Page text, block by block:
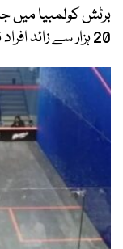
برٹش کولمبیا میں
20 ہزار سے زائد افراد نقل مکانی پر مجبور